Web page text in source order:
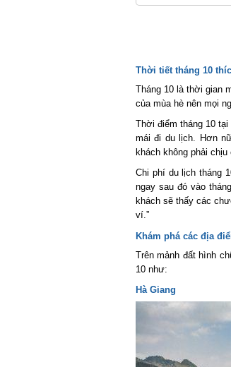
Thời tiết tháng 10
Tháng 10 là thời gian
của mùa hè nên mọi
Thời điểm tháng 10
mái đi du lịch. Hơn
khách không phải
Chi phí du lịch tháng
ngay sau đó vào
khách sẽ thấy các
ví.”
Khám phá các địa
Trên mảnh đất hình
10 như:
Hà Giang